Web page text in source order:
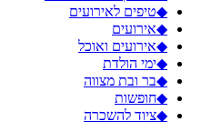
◆טיפים לאירועים
◆אירועים
◆אירועים ואוכל
◆ימי הולדת
◆בר ובת מצווה
◆חופשות
◆ציוד להשכרה